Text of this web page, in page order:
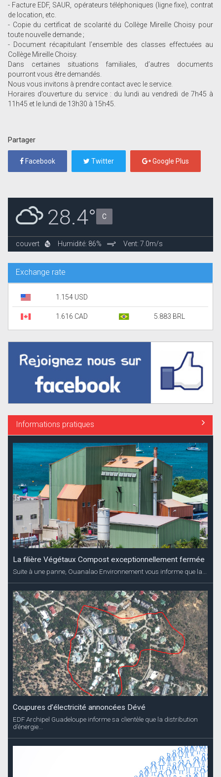
- Facture EDF, SAUR, opérateurs téléphoniques (ligne fixe), contrat
de location, etc.
- Copie du certificat de scolarité du Collège Mireille Choisy pour
toute nouvelle demande ;
- Document récapitulant l’ensemble des classes effectuées au
Collège Mireille Choisy.
Dans certaines situations familiales, d’autres documents
pourront vous être demandés.
Nous vous invitons à prendre contact avec le service.
Horaires d’ouverture du service : du lundi au vendredi de 7h45 à
11h45 et le lundi de 13h30 à 15h45.
Partager
Facebook Twitter Google Plus
28.4° C
couvert Humidité: 86% Vent: 7.0m/s
Exchange rate
1.154 USD
1.616 CAD 5.883 BRL
Informations pratiques
La filière Végétaux Compost exceptionnellement fermée
Suite à une panne, Ouanalao Environnement vous informe que la...
Coupures d’électricité annoncées Dévé
EDF Archipel Guadeloupe informe sa clientèle que la distribution
d’énergie...